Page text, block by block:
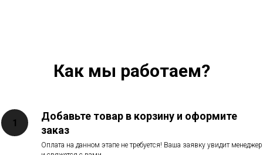
Как мы работаем?
Добавьте товар в корзину и оформите
заказ
Оплата на данном этапе не требуется! Ваша заявку увидит менеджер